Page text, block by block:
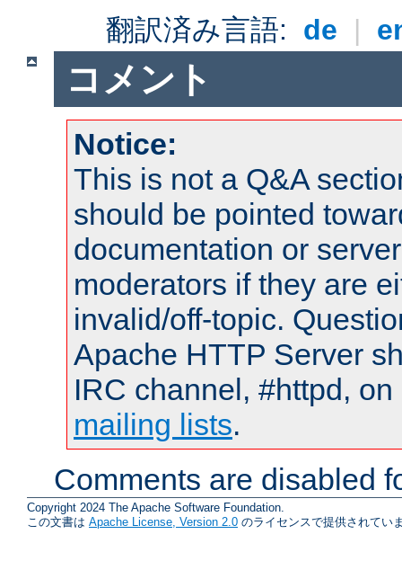
翻訳済み言語: de |
コメント
Notice:
This is not a Q&A
should be pointed
documentation or
moderators if they are
invalid/off-topic.
Apache HTTP Server
IRC channel, #httpd,
mailing lists.
Comments are disabled
Copyright 2024 The Apache Software Foundation.
この文書は Apache License, Version 2.0 のライセンスで提供されてい